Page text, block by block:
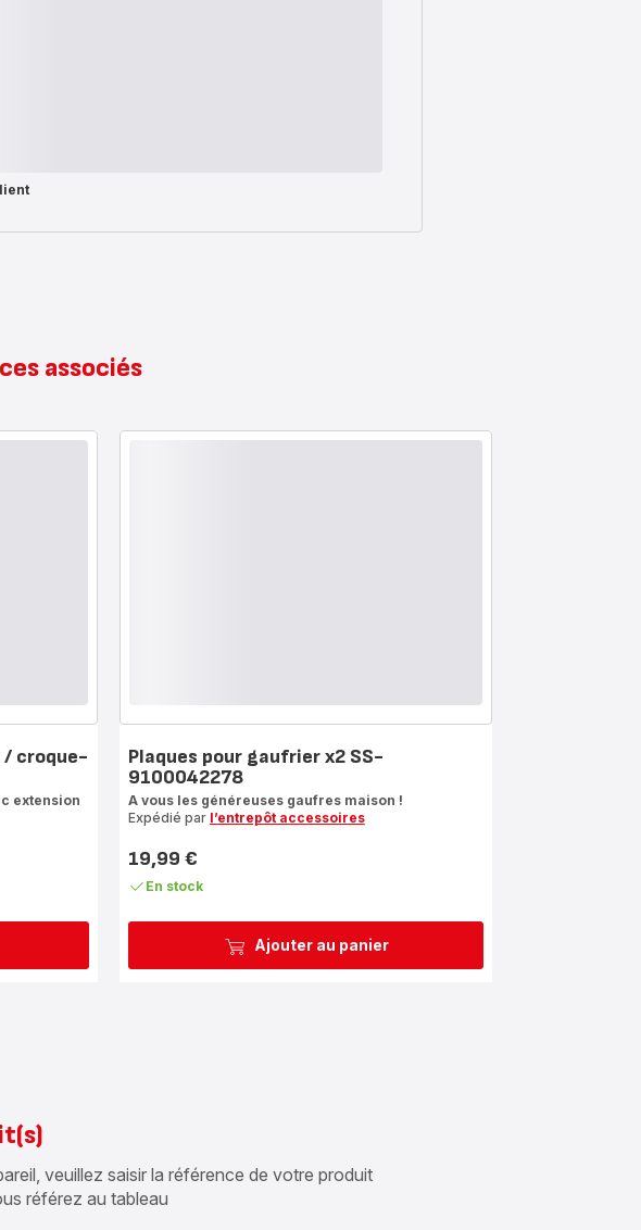
associés
croque-
extension
Ajouter au panier
Plaques pour gaufrier x2 SS-
9100042278
A vous les généreuses gaufres maison !
Expédié par l’entrepôt accessoires
Prix
19,99 €
En stock
veuillez saisir la référence de votre produit
référez au tableau